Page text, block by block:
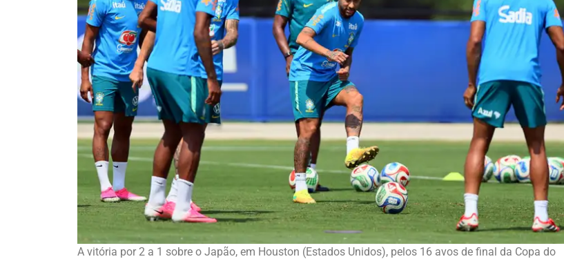
A vitória por 2 a 1 sobre o Japão, em Houston (Estados Unidos), pelos 16 avos de final da Copa do